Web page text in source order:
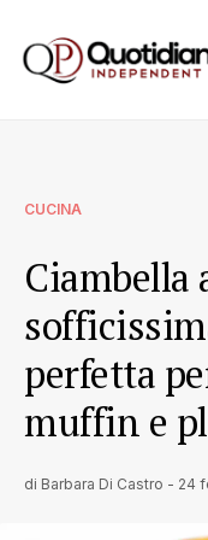
CUCINA
Ciambella
perfetta
muffin e
di Barbara Di Castro - 24